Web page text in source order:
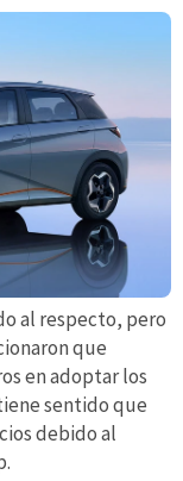
al respecto, pero
que
en adoptar los
sentido que
debido al